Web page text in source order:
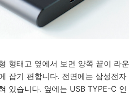
형태고 옆에서 보면 양쪽 끝이 라운
잡기 편합니다. 전면에는 삼성전자
있습니다. 옆에는 USB TYPE-C 연